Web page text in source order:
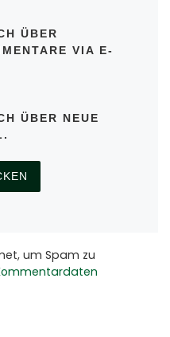
ÜBER
VIA E-
ÜBER NEUE
um Spam zu